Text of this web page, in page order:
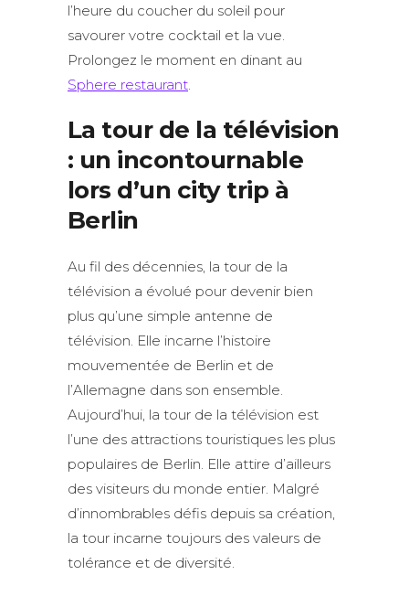
l’heure du coucher du soleil pour
savourer votre cocktail et la vue.
Prolongez le moment en dinant au
Sphere restaurant
La tour de la télévision
: un incontournable
lors d’un city trip à
Berlin
Au fil des décennies, la tour de la
télévision a évolué pour devenir bien
plus qu’une simple antenne de
télévision. Elle incarne l’histoire
mouvementée de Berlin et de
l’Allemagne dans son ensemble.
Aujourd’hui, la tour de la télévision est
l’une des attractions touristiques les plus
populaires de Berlin. Elle attire d’ailleurs
des visiteurs du monde entier. Malgré
d’innombrables défis depuis sa création,
la tour incarne toujours des valeurs de
tolérance et de diversité.